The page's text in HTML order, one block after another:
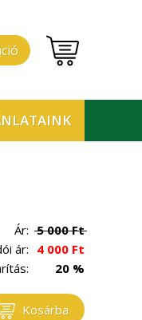
Ár: 5 000Ft
ár:
4 000 Ft
20 %
Kosárba